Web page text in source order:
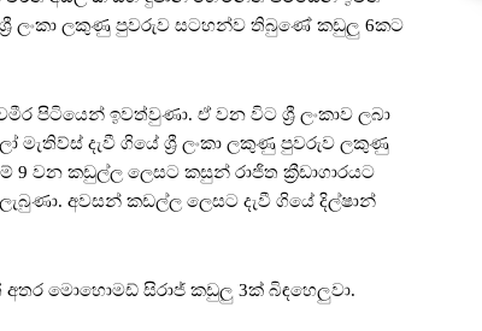
ලංකා ලකුණු පුවරුව සටහන්ව තිබුණේ කඩුලු 6කට
පිටියෙන් ඉවත්වුණා. ඒ වන විට ශ්‍රී ලංකාව ලබා
මැතිව්ස් දැවී ගියේ ශ්‍රී ලංකා ලකුණු පුවරුව ලකුණු
9 වන කඩුල්ල ලෙසට කසුන් රාජිත ක්‍රීඩාගාරයට
අවසන් කඩල්ල ලෙසට දැවී ගියේ දිල්ෂාන්
අතර මොහොමඩ් සිරාජ් කඩුලු 3ක් බිඳහෙලුවා.